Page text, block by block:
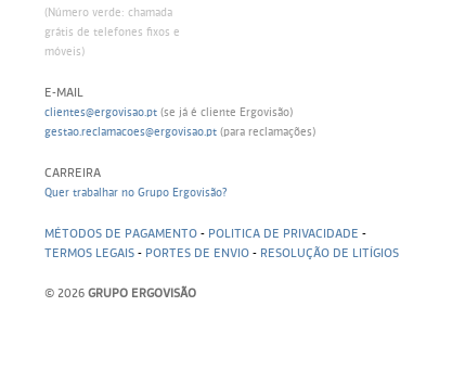
(Número verde: chamada
grátis de telefones fixos e
móveis)
E-MAIL
clientes@ergovisao.pt (se já é cliente Ergovisão)
gestao.reclamacoes@ergovisao.pt (para reclamações)
CARREIRA
Quer trabalhar no Grupo Ergovisão?
MÉTODOS DE PAGAMENTO - POLITICA DE PRIVACIDADE -
TERMOS LEGAIS - PORTES DE ENVIO - RESOLUÇÃO DE LITÍGIOS
© 2026GRUPO ERGOVISÃO